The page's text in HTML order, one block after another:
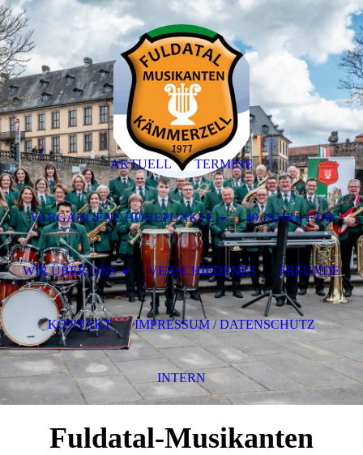
Fuldatal-Musikanten
AKTUELL TERMINE
VERGANGENE HÖHEPUNKTE 40 JAHRE FTM
WIR ÜBER UNS VERSCHIEDENES FREUNDE
KONTAKT IMPRESSUM / DATENSCHUTZ
INTERN